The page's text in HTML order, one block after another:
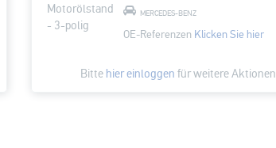
MERCEDES-BENZ
OE-Referenzen Klicken Sie hier
Bitte hier einloggen für weitere Aktionen